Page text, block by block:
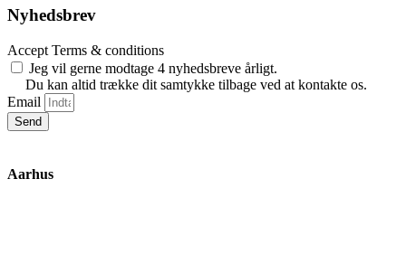
Nyhedsbrev
Accept Terms & conditions
Jeg vil gerne modtage 4 nyhedsbreve årligt.
Du kan altid trække dit samtykke tilbage ved at kontakte os.
Email
Send
Aarhus